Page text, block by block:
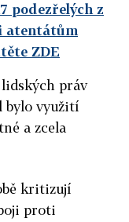
podezřelých z
atentátům
ZDE
práv
bylo využití
a zcela
kritizují
proti